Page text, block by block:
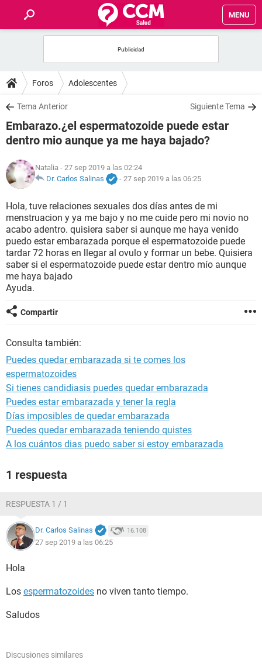
MENU
FOROS
SALUD
FAMILIA
NUTRICIÓN
SEXUALIDAD
GLOSARIO
Foros Adolescentes
Tema Anterior Siguiente Tema
Embarazo.¿el espermatozoide puede estar
dentro mio aunque ya me haya bajado?
Natalia - 27 sep 2019 a las 02:24
Dr. Carlos Salinas
- 27 sep 2019 a las 06:25
Hola, tuve relaciones sexuales dos días antes de mi
menstruacion y ya me bajo y no me cuide pero mi novio no
acabo adentro. quisiera saber si aunque me haya venido
puedo estar embarazada porque el espermatozoide puede
tardar 72 horas en llegar al ovulo y formar un bebe. Quisiera
saber si el espermatozoide puede estar dentro mío aunque
me haya bajado
Ayuda.
Compartir
Consulta también:
Puedes quedar embarazada si te comes los
espermatozoides
Si tienes candidiasis puedes quedar embarazada
Puedes estar embarazada y tener la regla
Días imposibles de quedar embarazada
Puedes quedar embarazada teniendo quistes
A los cuántos dias puedo saber si estoy embarazada
1 respuesta
RESPUESTA 1 / 1
Dr. Carlos Salinas 16.108
27 sep 2019 a las 06:25
Hola
Los espermatozoides no viven tanto tiempo.
Saludos
Discusiones similares